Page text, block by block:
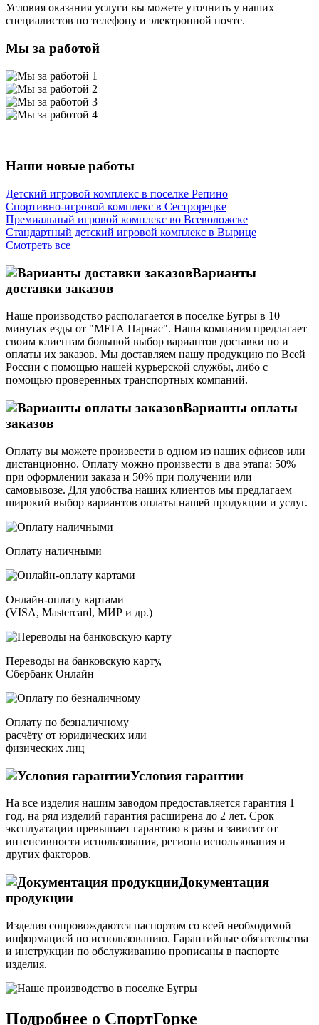
Условия оказания услуги вы можете уточнить у наших
специалистов по телефону и электронной почте.
Мы за работой
Наши новые работы
Детский игровой комплекс в поселке Репино
Спортивно-игровой комплекс в Сестрорецке
Премиальный игровой комплекс во Всеволожске
Стандартный детский игровой комплекс в Вырице
Смотреть все
Варианты
доставки заказов
Наше производство располагается в поселке Бугры в 10
минутах езды от "МЕГА Парнас". Наша компания предлагает
своим клиентам большой выбор вариантов доставки по и
оплаты их заказов. Мы доставляем нашу продукцию по Всей
России с помощью нашей курьерской службы, либо с
помощью проверенных транспортных компаний.
Варианты оплаты
заказов
Оплату вы можете произвести в одном из наших офисов или
дистанционно. Оплату можно произвести в два этапа: 50%
при оформлении заказа и 50% при получении или
самовывозе. Для удобства наших клиентов мы предлагаем
широкий выбор вариантов оплаты нашей продукции и услуг.
Оплату наличными
Онлайн-оплату картами
(VISA, Mastercard, МИР и др.)
Переводы на банковскую карту,
Сбербанк Онлайн
Оплату по безналичному
расчёту от юридических или
физических лиц
Условия гарантии
На все изделия нашим заводом предоставляется гарантия 1
год, на ряд изделий гарантия расширена до 2 лет. Срок
эксплуатации превышает гарантию в разы и зависит от
интенсивности использования, региона использования и
других факторов.
Документация
продукции
Изделия сопровождаются паспортом со всей необходимой
информацией по использованию. Гарантийные обязательства
и инструкции по обслуживанию прописаны в паспорте
изделия.
Подробнее о СпортГорке